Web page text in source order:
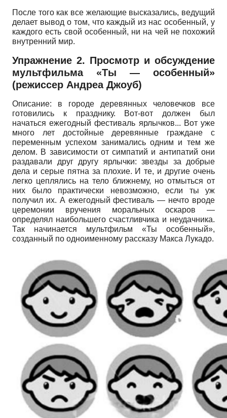
После того как все желающие высказались, ведущий
делает вывод о том, что каждый из нас особенный, у
каждого есть свой особенный, ни на чей не похожий
внутренний мир.
Упражнение 2. Просмотр и обсуждение
мультфильма «Ты — особенный»
(режиссер Андреа Джоуб)
Описание: в городе деревянных человечков все
готовились к празднику. Вот-вот должен был
начаться ежегодный фестиваль ярлычков... Вот уже
много лет достойные деревянные граждане с
переменным успехом занимались одним и тем же
делом. В зависимости от симпатий и антипатий они
раздавали друг другу ярлычки: звезды за добрые
дела и серые пятна за плохие. И те, и другие очень
легко цеплялись на тело ближнему, но отмыться от
них было практически невозможно, если ты уж
получил их. А ежегодный фестиваль — нечто вроде
церемонии вручения моральных оскаров —
определял наибольшего счастливчика и неудачника.
Так начинается мультфильм «Ты особенный»,
созданный по одноименному рассказу Мак­са Лукадо.